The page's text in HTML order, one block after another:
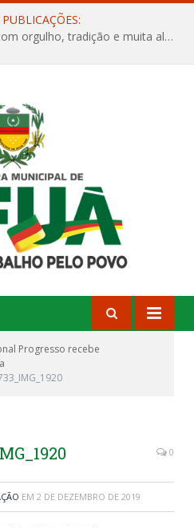
Afuá comemora 136 anos com orgulho, tradição e muita alegria na Quadra Dr. Nelson Salomão
Progresso recebe
0
EM 2 DE DEZEMBRO DE 2019